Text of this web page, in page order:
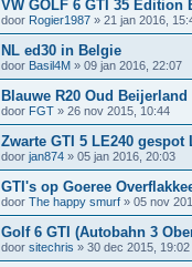
VW GOLF 6 GTI 35 Edition
door Rogier1987 » 21 jan 2016,
NL ed30 in Belgie
door Basil4M » 09 jan 2016, 22:07
Blauwe R20 Oud Beijerland
door FGT » 26 nov 2015, 10:44
Zwarte GTI 5 LE240 gespot
door jan874 » 05 jan 2016, 20:03
GTI's op Goeree
door The happy smurf » 05 nov
Golf 6 GTI (Autobahn 3
door sitechris » 30 dec 2015, 19:02